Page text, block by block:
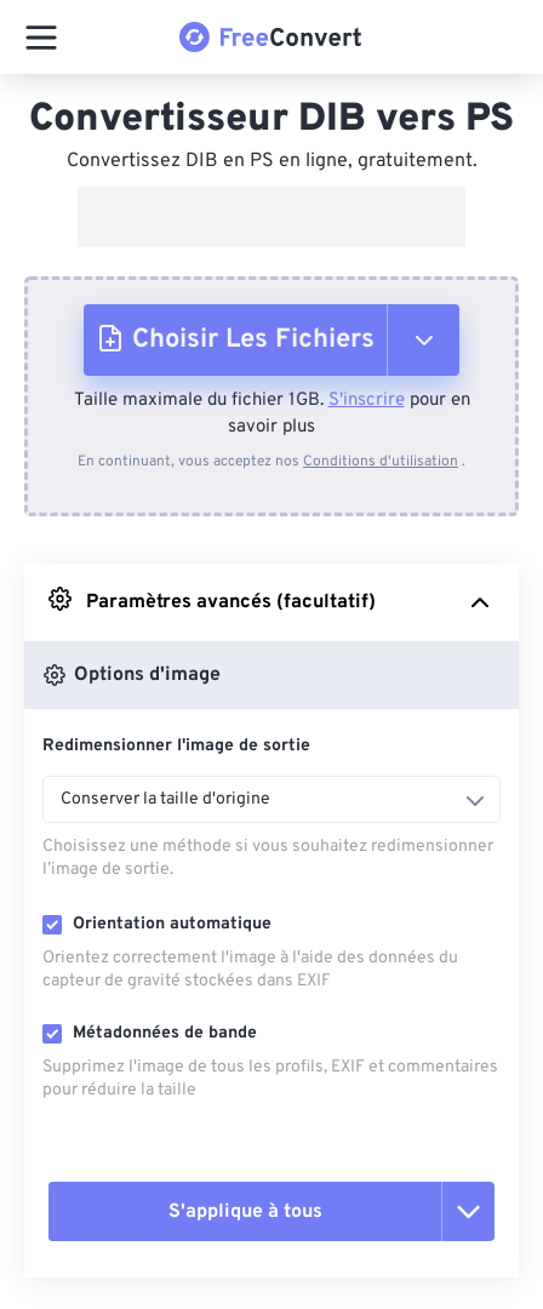
Convertisseur DIB vers PS
Convertissez DIB en PS en ligne, gratuitement.
Choisir Les Fichiers
Depuis l'appareil
Depuis Google Drive
Depuis OneDrive
Depuis l'URL
Taille maximale du fichier 1GB.S'inscrirepour en
savoir plus
En continuant, vous acceptez nos Conditions d'utilisation .
Paramètres avancés (facultatif)
Options d'image
Redimensionner l'image de sortie
Conserver la taille d'origine
Choisissez une méthode si vous souhaitez redimensionner
l’image de sortie.
Orientation automatique
Orientez correctement l'image à l'aide des données du
capteur de gravité stockées dans EXIF
Métadonnées de bande
Supprimez l'image de tous les profils, EXIF ​​et commentaires
pour réduire la taille
S'applique à tous